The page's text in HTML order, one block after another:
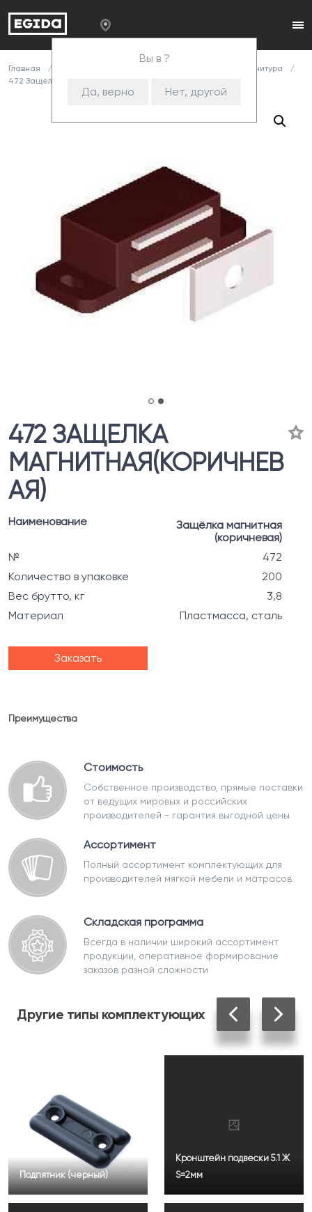
Вы в ?
Да, верно Нет, другой
Главная
Корпусная фурнитура
472 Защелка магнитная(коричневая)
472 ЗАЩЕЛКА
МАГНИТНАЯ(КОРИЧНЕВ
АЯ)
Наименование
Защёлка магнитная
(коричневая)
№
472
Количество в упаковке
200
Вес брутто, кг
3,8
Материал
Пластмасса, сталь
Заказать
Преимущества
Стоимость
Собственное производство, прямые поставки
от ведущих мировых и российских
производителей - гарантия выгодной цены
Ассортимент
Полный ассортимент комплектующих для
производителей мягкой мебели и матрасов
Складская программа
Всегда в наличии широкий ассортимент
продукции, оперативное формирование
заказов разной сложности
Другие типы комплектующих
Подпятник (черный)
Кронштейн подвески 5.1 Ж
S=2мм